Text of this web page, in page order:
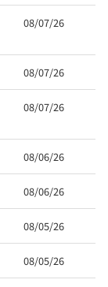
08/07/26
08/07/26
08/07/26
08/06/26
08/06/26
08/05/26
08/05/26